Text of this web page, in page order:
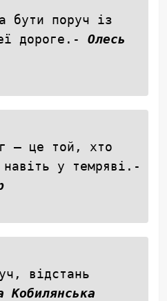
бути поруч із
дороге.- Олесь
— це той, хто
у темряві.-
відстань
Кобилянська